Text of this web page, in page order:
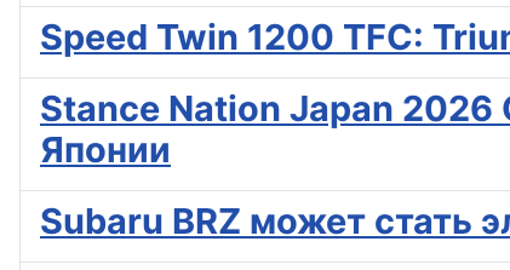
Speed Twin 1200 TFC:
Stance Nation Japan 2026
Японии
Subaru BRZ может стать